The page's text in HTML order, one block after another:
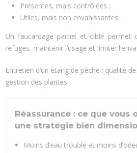
Présentes, mais contrôlées ;
Utiles, mais non envahissantes.
Un faucardage partiel et ciblé permet
refuges, maintenir l’usage et limiter
Entretien d’un étang de pêche : qualité
gestion des plantes
Réassurance : ce que vous
une stratégie bien
Moins d’eau trouble et moins